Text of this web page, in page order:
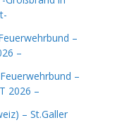
–
–
–
2026 –
– St.Galler